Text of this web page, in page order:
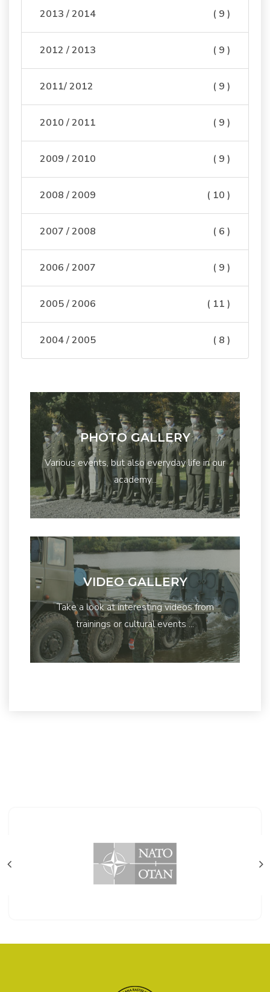
2013 / 2014 ( 9 )
2012 / 2013 ( 9 )
2011/ 2012 ( 9 )
2010 / 2011 ( 9 )
2009 / 2010 ( 9 )
2008 / 2009 ( 10 )
2007 / 2008 ( 6 )
2006 / 2007 ( 9 )
2005 / 2006 ( 11 )
2004 / 2005 ( 8 )
PHOTO GALLERY
Various events, but also everyday life in our
academy...
VIDEO GALLERY
Take a look at interesting videos from
trainings or cultural events ...